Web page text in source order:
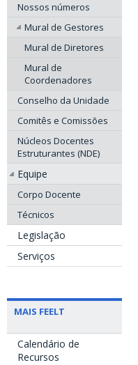
Nossos números
Mural de Gestores
Mural de Diretores
Mural de
Coordenadores
Conselho da Unidade
Comitês e Comissões
Núcleos Docentes
Estruturantes (NDE)
Equipe
Corpo Docente
Técnicos
Legislação
Serviços
MAIS FEELT
Calendário de
Recursos